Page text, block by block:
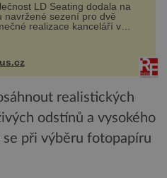
LD Seating dodala na
navržené sezení pro dvě
realizace kanceláří v
MediaCityUK v anglickém
a Orange Tower. Komplex
Media...
realistických
odstínů a vysokého
při výběru fotopapíru